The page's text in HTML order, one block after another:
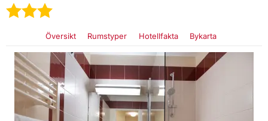
★★
Översikt Rumstyper Hotellfakta Bykarta